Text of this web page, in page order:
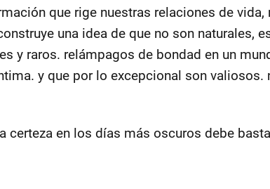
que rige nuestras relaciones de vida,
una idea de que no son naturales,
y raros. relámpagos de bondad en un
y que por lo excepcional son valiosos.
certeza en los días más oscuros debe